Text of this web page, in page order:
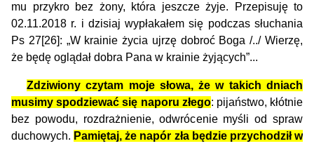
mu przykro bez żony, która jeszcze żyje. Przepisuję to
02.11.2018 r. i dzisiaj wypłakałem się podczas słuchania
Ps 27[26]: „W krainie życia ujrzę dobroć Boga /../ Wierzę,
że będę oglądał dobra Pana w krainie żyjących”...
Zdziwiony czytam moje słowa, że w takich dniach
musimy spodziewać się naporu złego: pijaństwo, kłótnie
bez powodu, rozdrażnienie, odwrócenie myśli od spraw
duchowych. Pamiętaj, że napór zła będzie przychodził w